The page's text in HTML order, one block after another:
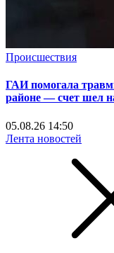
Происшествия
ГАИ помогала
районе — счет шел
05.08.26 14:50
Лента новостей